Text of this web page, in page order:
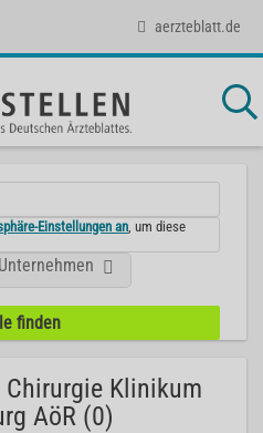
aerzteblatt.de
Einstellungen an , um diese
Unternehmen
Klinikum
AöR (0)